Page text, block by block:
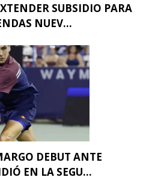
SUBSIDIO PARA
NUEV...
DEBUT ANTE
EN LA SEGU...